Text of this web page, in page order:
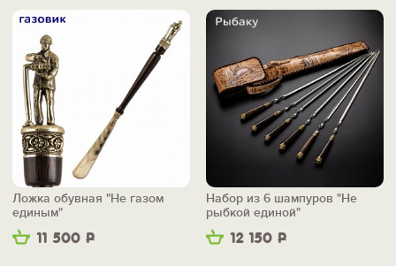
11 500 Р
Ложка обувная "Не газом
единым"
12 150 Р
Набор из 6 шампуров "Не
рыбкой единой"